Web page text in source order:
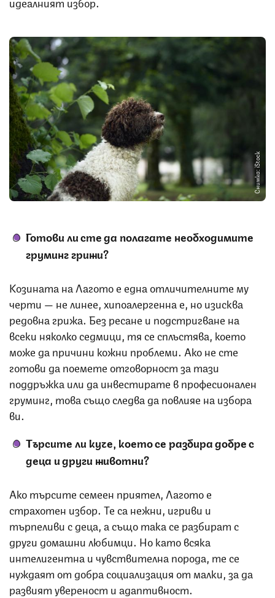
Снимка: iStock
Готови ли сте да полагате необходимите
груминг грижи?
Козината на Лагото е една отличителните му
черти — не линее, хипоалергенна е, но изисква
редовна грижа. Без ресане и подстригване на
всеки няколко седмици, тя се сплъстява, което
може да причини кожни проблеми. Ако не сте
готови да поемете отговорност за тази
поддръжка или да инвестирате в професионален
груминг, това също следва да повлияе на избора
ви.
Търсите ли куче, което се разбира добре с
деца и други животни?
Ако търсите семеен приятел, Лагото е
страхотен избор. Те са нежни, игриви и
търпеливи с деца, а също така се разбират с
други домашни любимци. Но като всяка
интелигентна и чувствителна порода, те се
нуждаят от добра социализация от малки, за да
развият увереност и адаптивност.